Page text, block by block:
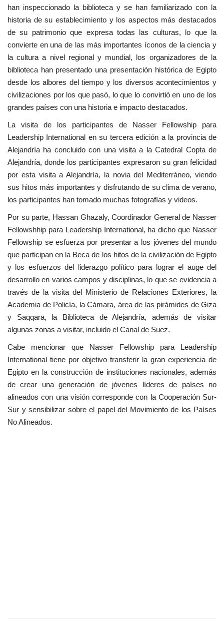
Los patrocinios
Galería
Lengua
English Swahili español
Arabic
han inspeccionado la biblioteca y se han familiarizado con la
historia de su establecimiento y los aspectos más destacados
de su patrimonio que expresa todas las culturas, lo que la
convierte en una de las más importantes íconos de la ciencia y
la cultura a nivel regional y mundial, los organizadores de la
biblioteca han presentado una presentación histórica de Egipto
desde los albores del tiempo y los diversos acontecimientos y
civilizaciones por los que pasó, lo que lo convirtió en uno de los
grandes países con una historia e impacto destacados.
La visita de los participantes de Nasser Fellowship para
Leadership International en su tercera edición a la provincia de
Alejandría ha concluido con una visita a la Catedral Copta de
Alejandría, donde los participantes expresaron su gran felicidad
por esta visita a Alejandría, la novia del Mediterráneo, viendo
sus hitos más importantes y disfrutando de su clima de verano,
los participantes han tomado muchas fotografías y videos.
Por su parte, Hassan Ghazaly, Coordinador General de Nasser
Fellowshhip para Leadership International, ha dicho que Nasser
Fellowship se esfuerza por presentar a los jóvenes del mundo
que participan en la Beca de los hitos de la civilización de Egipto
y los esfuerzos del liderazgo político para lograr el auge del
desarrollo en varios campos y disciplinas, lo que se evidencia a
través de la visita del Ministerio de Relaciones Exteriores, la
Academia de Policía, la Cámara, área de las pirámides de Giza
y Saqqara, la Biblioteca de Alejandría, además de visitar
algunas zonas a visitar, incluido el Canal de Suez.
Cabe mencionar que Nasser Fellowship para Leadership
International tiene por objetivo transferir la gran experiencia de
Egipto en la construcción de instituciones nacionales, además
de crear una generación de jóvenes líderes de países no
alineados con una visión corresponde con la Cooperación Sur-
Sur y sensibilizar sobre el papel del Movimiento de los Países
No Alineados.